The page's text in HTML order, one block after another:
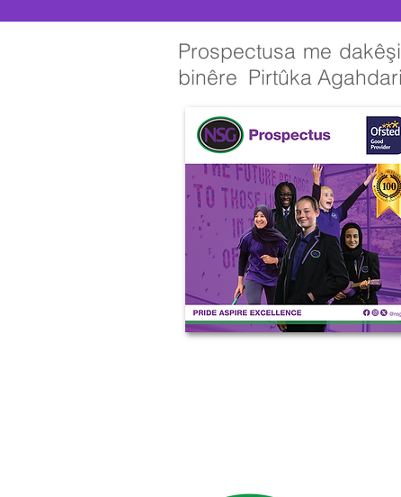
Prospectusa me
binêre Pirtûka